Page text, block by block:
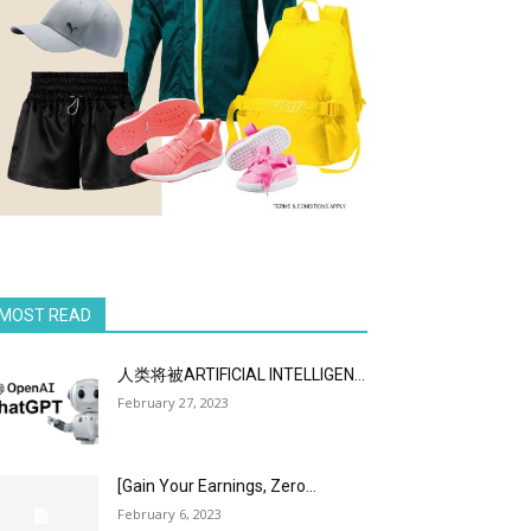
READ
人类将被ARTIFICIAL INTELLIGEN...
February 27, 2023
[Gain Your Earnings, Zero...
February 6, 2023